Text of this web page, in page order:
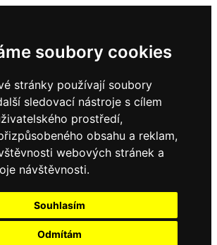
soubory cookies
stránky používají soubory
sledovací nástroje s cílem
prostředí,
obsahu a reklam,
webových stránek a
návštěvnosti.
Souhlasím
Odmítám